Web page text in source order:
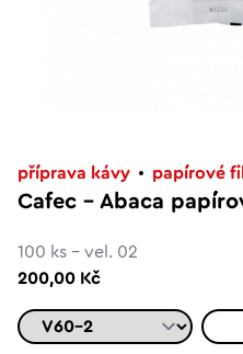
příprava kávy papírové
Cafec – Abaca
100 ks - vel. 02
200,00 Kč